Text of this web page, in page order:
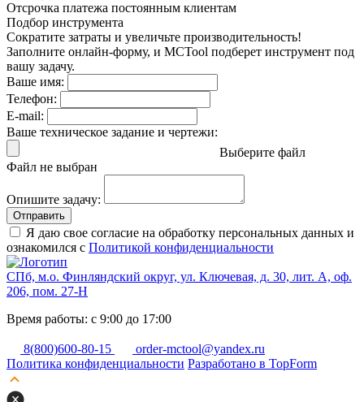
Отсрочка платежа постоянным клиентам
Подбор инструмента
Сократите затраты и увеличьте производительность!
Заполните онлайн-форму, и MCTool подберет инструмент под
вашу задачу.
Ваше имя:
Телефон:
E-mail:
Ваше техническое задание и чертежи:
Выберите файл
Файл не выбран
Опишите задачу:
Отправить
Я даю свое согласие на обработку персональных данных и
ознакомился с Политикой конфиденциальности
СПб, м.о. Финляндский округ, ул. Ключевая, д. 30, лит. А, оф.
206, пом. 27-Н
Время работы: с 9:00 до 17:00
8(800)600-80-15
order-mctool@yandex.ru
Политика конфиденциальности Разработано в TopForm